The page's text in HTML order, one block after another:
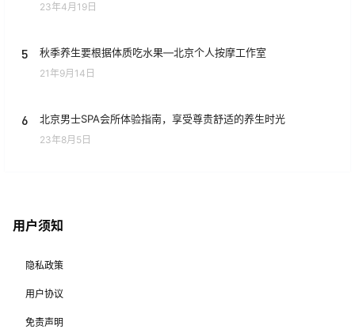
23年4月19日
5 秋季养生要根据体质吃水果—北京个人按摩工作室
21年9月14日
6 北京男士SPA会所体验指南，享受尊贵舒适的养生时光
23年8月5日
用户须知
隐私政策
用户协议
免责声明